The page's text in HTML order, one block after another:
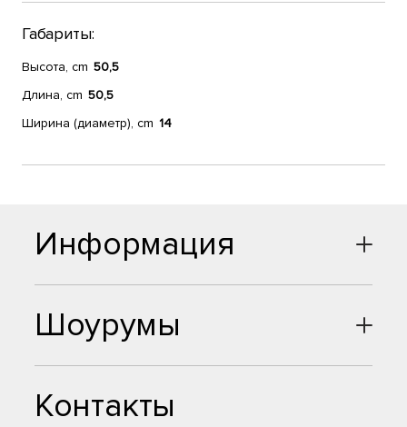
Габариты:
Высота, cm 50,5
Длина, cm 50,5
Ширина (диаметр), cm 14
Шоурумы
Контакты
Информация